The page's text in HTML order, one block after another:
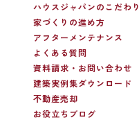
ハウスジャパンのこだわり
家づくりの進め方
アフターメンテナンス
よくある質問
資料請求・お問い合わせ
建築実例集ダウンロード
不動産売却
お役立ちブログ